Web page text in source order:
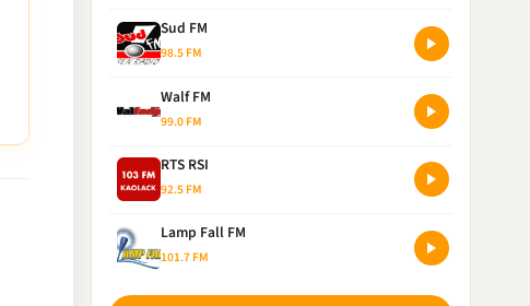
Sud FM
98.5 FM
Walf FM
99.0 FM
RTS RSI
92.5 FM
Lamp Fall FM
101.7 FM